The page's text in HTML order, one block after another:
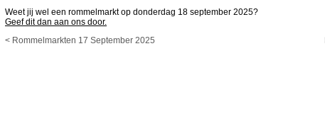
Weet jij wel een rommelmarkt op donderdag 18 september 2025?
Geef dit dan aan ons door.
< Rommelmarkten 17 September 2025